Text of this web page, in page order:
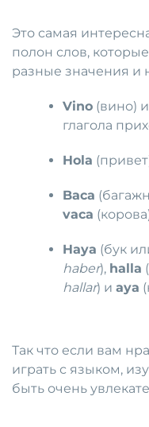
Это самая
полон слов,
разные значения и
Vino (вино)
глагола
Hola
Baca
vaca
Haya (бук
haber), halla
hallar) иaya
Так что если вам
играть с языком,
быть очень